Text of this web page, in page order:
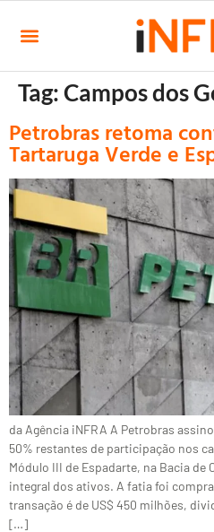
Tag:Campos dos
Petrobras retoma
Tartaruga Verde e
da Agência iNFRA A Petrobras
50% restantes de participação nos
Módulo III de Espadarte, na Bacia
integral dos ativos. A fatia foi
transação é de US$ 450 milhões,
[…]